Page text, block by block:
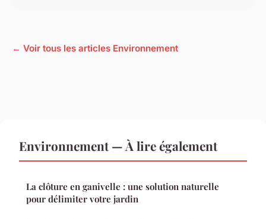
← Voir tous les articles Environnement
Environnement — À lire également
La clôture en ganivelle : une solution naturelle
pour délimiter votre jardin